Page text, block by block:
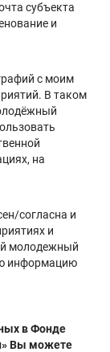
субъекта
и
с моим
В таком
на
согласна и
и
молодежный
информацию
в Фонде
Вы можете